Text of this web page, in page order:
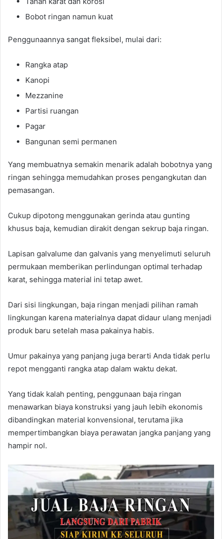
Bobot ringan namun kuat
Penggunaannya sangat fleksibel, mulai dari:
Rangka atap
Kanopi
Mezzanine
Partisi ruangan
Pagar
Bangunan semi permanen
Yang membuatnya semakin menarik adalah bobotnya yang
ringan sehingga memudahkan proses pengangkutan dan
pemasangan.
Cukup dipotong menggunakan gerinda atau gunting
khusus baja, kemudian dirakit dengan sekrup baja ringan.
Lapisan galvalume dan galvanis yang menyelimuti seluruh
permukaan memberikan perlindungan optimal terhadap
karat, sehingga material ini tetap awet.
Dari sisi lingkungan, baja ringan menjadi pilihan ramah
lingkungan karena materialnya dapat didaur ulang menjadi
produk baru setelah masa pakainya habis.
Umur pakainya yang panjang juga berarti Anda tidak perlu
repot mengganti rangka atap dalam waktu dekat.
Yang tidak kalah penting, penggunaan baja ringan
menawarkan biaya konstruksi yang jauh lebih ekonomis
dibandingkan material konvensional, terutama jika
mempertimbangkan biaya perawatan jangka panjang yang
hampir nol.